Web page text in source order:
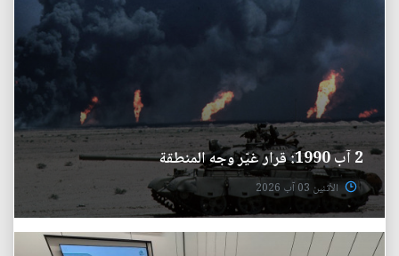
2 آب 1990: قرار غيّر وجه المنطقة
الأثنين 03 آب 2026